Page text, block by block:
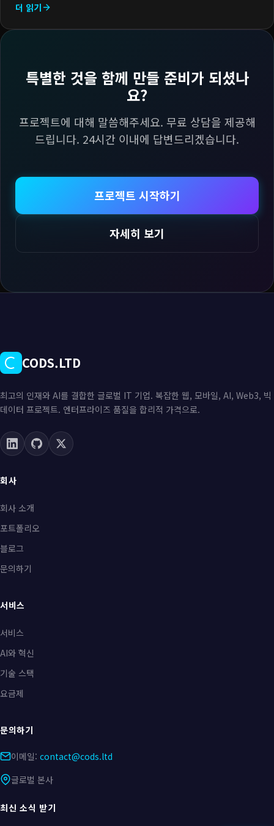
더 읽기
특별한 것을 함께 만들 준비가 되셨나
요?
프로젝트에 대해 말씀해주세요. 무료 상담을 제공해
드립니다. 24시간 이내에 답변드리겠습니다.
프로젝트 시작하기
자세히 보기
CODS.LTD
최고의 인재와 AI를 결합한 글로벌 IT 기업. 복잡한 웹, 모바일, AI, Web3, 빅
데이터 프로젝트. 엔터프라이즈 품질을 합리적 가격으로.
회사
회사 소개
포트폴리오
블로그
문의하기
서비스
서비스
AI와 혁신
기술 스택
요금제
문의하기
이메일: contact@cods.ltd
글로벌 본사
최신 소식 받기